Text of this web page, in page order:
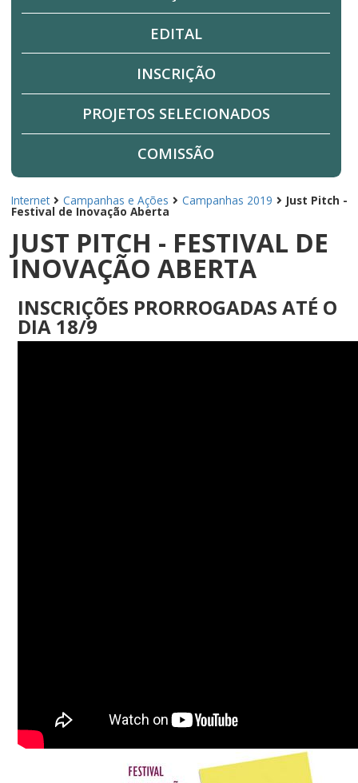
Internet Campanhas e Ações Campanhas 2019 Just Pitch -
Festival de Inovação Aberta
JUST PITCH - FESTIVAL DE
INOVAÇÃO ABERTA
EDITAL
INSCRIÇÃO
PROJETOS SELECIONADOS
COMISSÃO
INSCRIÇÕES PRORROGADAS ATÉ O
DIA 18/9